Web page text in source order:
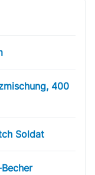
400
Soldat